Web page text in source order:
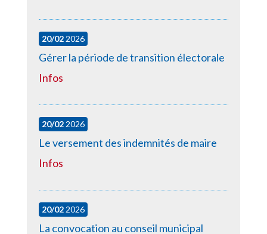
20/022026
Gérer la période de transition électorale
Infos
20/022026
Le versement des indemnités de maire
Infos
20/022026
La convocation au conseil municipal